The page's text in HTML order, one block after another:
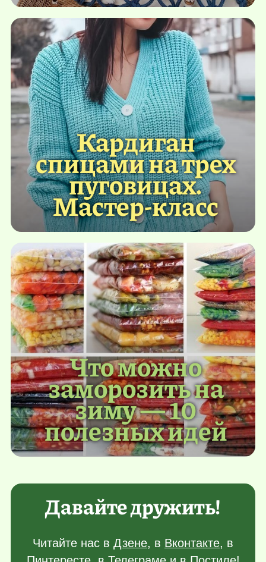
Кардиган
спицами на трех
пуговицах.
Мастер-класс
Что можно
заморозить на
зиму — 10
полезных идей
Давайте дружить!
Читайте нас в Дзене, в Вконтакте, в